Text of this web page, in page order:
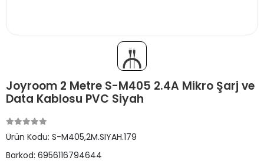
Joyroom 2 Metre S-M405 2.4A Mikro Şarj ve
Data Kablosu PVC Siyah
Ürün Kodu: S-M405,2M.SIYAH.179
Barkod: 6956116794644